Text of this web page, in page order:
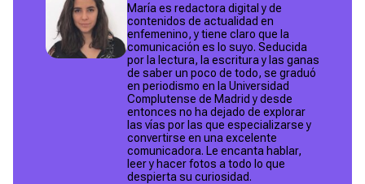
María es redactora digital y de
contenidos de actualidad en
enfemenino, y tiene claro que la
comunicación es lo suyo. Seducida
por la lectura, la escritura y las ganas
de saber un poco de todo, se graduó
en periodismo en la Universidad
Complutense de Madrid y desde
entonces no ha dejado de explorar
las vías por las que especializarse y
convertirse en una excelente
comunicadora. Le encanta hablar,
leer y hacer fotos a todo lo que
despierta su curiosidad.